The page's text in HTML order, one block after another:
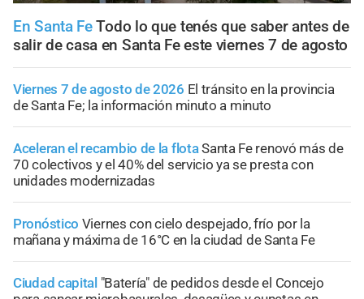
En Santa FeTodo lo que tenés que saber antes de
salir de casa en Santa Fe este viernes 7 de agosto
Viernes 7 de agosto de 2026 El tránsito en la provincia
de Santa Fe; la información minuto a minuto
Aceleran el recambio de la flotaSanta Fe renovó más de
70 colectivos y el 40% del servicio ya se presta con
unidades modernizadas
Pronóstico Viernes con cielo despejado, frío por la
mañana y máxima de 16°C en la ciudad de Santa Fe
Ciudad capital "Batería" de pedidos desde el Concejo